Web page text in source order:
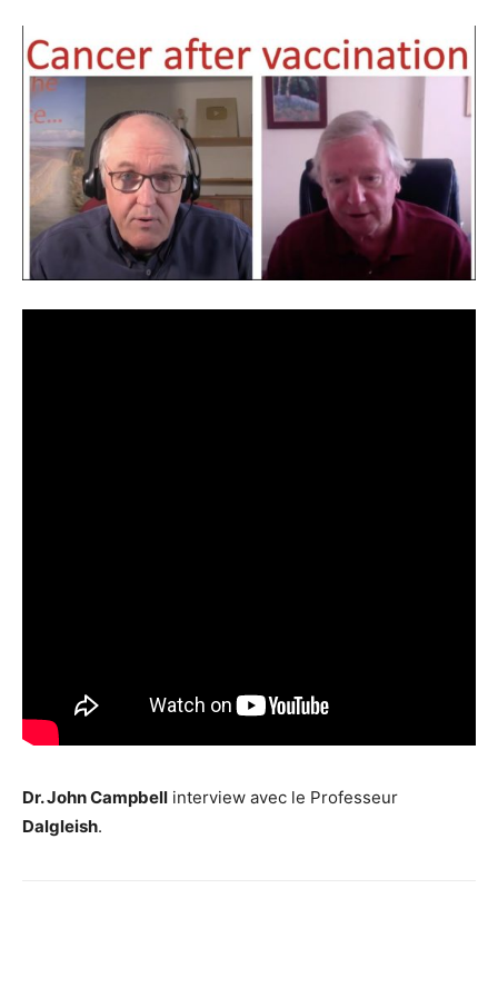
Dr. John Campbell interview avec le Professeur
Dalgleish.